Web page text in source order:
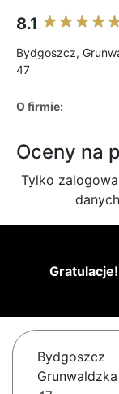
8.1
Bydgoszcz,
47
O firmie:
Oceny na
Tylko
Gratulacje!
Bydgoszcz